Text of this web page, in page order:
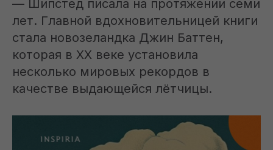
— Шипстед писала на протяжении семи
лет. Главной вдохновительницей книги
стала новозеландка Джин Баттен,
которая в XX веке установила
несколько мировых рекордов в
качестве выдающейся лётчицы.